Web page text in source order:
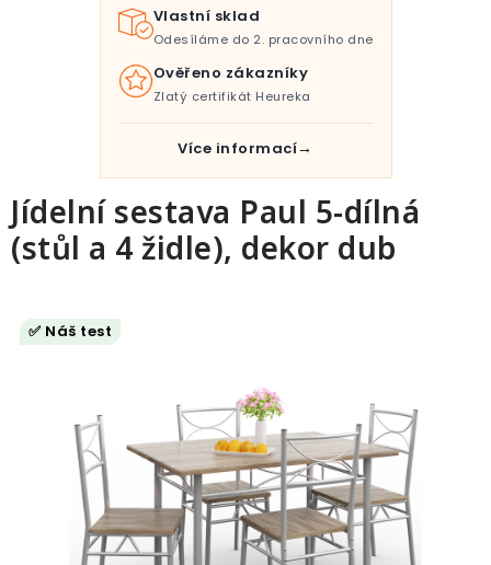
Jídelní sestava Paul 5-dílná
(stůl a 4 židle), dekor dub
✅ Náš test
Vlastní sklad
Odesíláme do 2. pracovního dne
Ověřeno zákazníky
Zlatý certifikát Heureka
Více informací